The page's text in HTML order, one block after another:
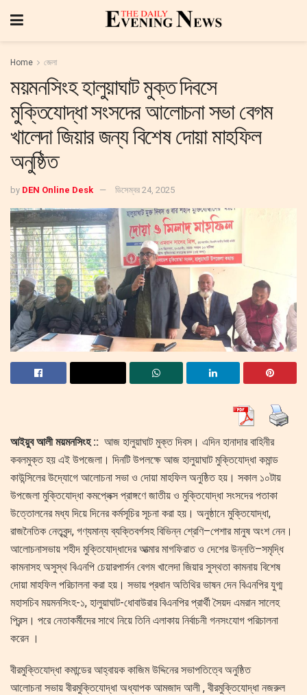
Home জেলা
ময়মনসিংহ হালুয়াঘাট মুক্ত দিবসে
মুক্তিযোদ্ধা সংসদের আলোচনা সভা বেগম
খালেদা জিয়ার জন্য বিশেষ দোয়া মাহফিল
অনুষ্ঠিত
by DEN Online Desk ডিসেম্বর 24, 2025
আইয়ুব আলী ময়মনসিংহ :: আজ হালুয়াঘাট মুক্ত দিবস। এদিন হানাদার বাহিনীর
কবলমুক্ত হয় এই উপজেলা। দিনটি উপলক্ষে আজ হালুয়াঘাট মুক্তিযোদ্ধা কমান্ড
কাউন্সিলের উদ্যোগে আলোচনা সভা ও দোয়া মাহফিল অনুষ্ঠিত হয়। সকাল ১০টায়
উপজেলা মুক্তিযোদ্ধা কমপ্লেক্স প্রাঙ্গণে জাতীয় ও মুক্তিযোদ্ধা সংসদের পতাকা
উত্তোলনের মধ্য দিয়ে দিনের কর্মসূচির সূচনা করা হয়। অনুষ্ঠানে মুক্তিযোদ্ধা,
রাজনৈতিক নেতৃবৃন্দ, গণ্যমান্য ব্যক্তিবর্গসহ বিভিন্ন শ্রেণি–পেশার মানুষ অংশ নেন।
আলোচনাসভায় শহীদ মুক্তিযোদ্ধাদের আত্মার মাগফিরাত ও দেশের উন্নতি–সমৃদ্ধি
কামনাসহ অসুস্থ বিএনপি চেয়ারপার্সন বেগম খালেদা জিয়ার সুস্থতা কামনায় বিশেষ
দোয়া মাহফিল পরিচালনা করা হয়। সভায় প্রধান অতিথির ভাষন দেন বিএনপির যুগ্ম
মহাসচিব ময়মনসিংহ-১, হালুয়াঘাট-ধোবাউরার বিএনপির প্রার্থী সৈয়দ এমরান সালেহ
প্রিন্স। পরে নেতাকর্মীদের সাথে নিয়ে তিনি এলাকায় নির্বাচনী গনসংযোগ পরিচালনা
করেন ।
বীরমুক্তিযোদ্ধা কমান্ডের আহ্বায়ক কাজিম উদ্দিনের সভাপতিত্বে অনুষ্ঠিত
আলোচনা সভায় বীরমুক্তিযোদ্ধা অধ্যাপক আমজাদ আলী , বীরমুক্তিযোদ্ধা নজরুল